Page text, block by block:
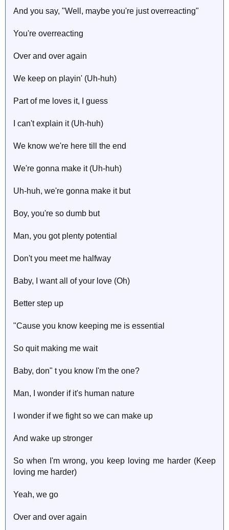
And you say, "Well, maybe you're just overreacting"
You're overreacting
Over and over again
We keep on playin' (Uh-huh)
Part of me loves it, I guess
I can't explain it (Uh-huh)
We know we're here till the end
We're gonna make it (Uh-huh)
Uh-huh, we're gonna make it but
Boy, you're so dumb but
Man, you got plenty potential
Don't you meet me halfway
Baby, I want all of your love (Oh)
Better step up
"Cause you know keeping me is essential
So quit making me wait
Baby, don" t you know I'm the one?
Man, I wonder if it's human nature
I wonder if we fight so we can make up
And wake up stronger
So when I'm wrong, you keep loving me harder (Keep
loving me harder)
Yeah, we go
Over and over again